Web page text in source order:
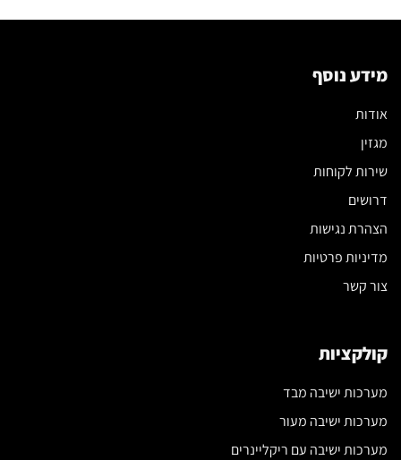
מידע נוסף
אודות
מגזין
שירות לקוחות
דרושים
הצהרת נגישות
מדיניות פרטיות
צור קשר
קולקציות
מערכות ישיבה מבד
מערכות ישיבה מעור
מערכות ישיבה עם ריקליינרים